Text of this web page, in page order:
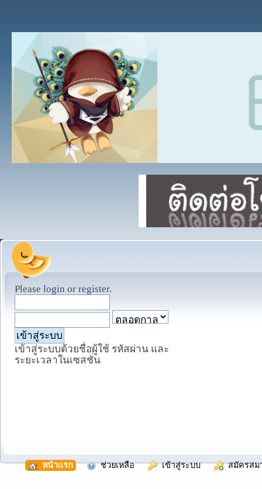
Please login or register.
เข้าสู่ระบบด้วยชื่อผู้ใช้ รหัสผ่าน และ
ระยะเวลาในเซสชั่น
หน้าแรก ช่วยเหลือ เข้าสู่ระบบ สมัครสม